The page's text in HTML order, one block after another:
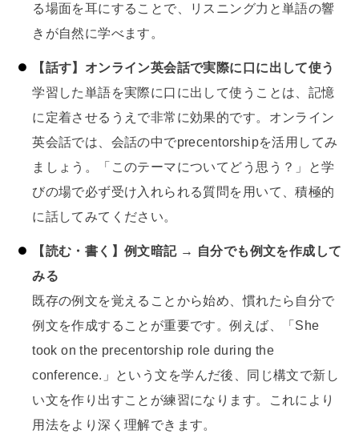
る場面を耳にすることで、リスニング力と単語の響
きが自然に学べます。
【話す】オンライン英会話で実際に口に出して使う
学習した単語を実際に口に出して使うことは、記憶
に定着させるうえで非常に効果的です。オンライン
英会話では、会話の中でprecentorshipを活用してみ
ましょう。「このテーマについてどう思う？」と学
びの場で必ず受け入れられる質問を用いて、積極的
に話してみてください。
【読む・書く】例文暗記 → 自分でも例文を作成して
みる
既存の例文を覚えることから始め、慣れたら自分で
例文を作成することが重要です。例えば、「She
took on the precentorship role during the
conference.」という文を学んだ後、同じ構文で新し
い文を作り出すことが練習になります。これにより
用法をより深く理解できます。